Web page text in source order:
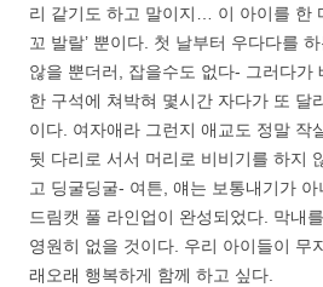
리 같기도 하고 말이지… 이 아이를 한
꼬 발랄’ 뿐이다. 첫 날부터 우다다를
않을 뿐더러, 잡을수도 없다- 그러다가
한 구석에 쳐박혀 몇시간 자다가 또 달
이다. 여자애라 그런지 애교도 정말 작
뒷 다리로 서서 머리로 비비기를 하지
고 딩굴딩굴- 여튼, 얘는 보통내기가
드림캣 풀 라인업이 완성되었다. 막내
영원히 없을 것이다. 우리 아이들이 무
래오래 행복하게 함께 하고 싶다.